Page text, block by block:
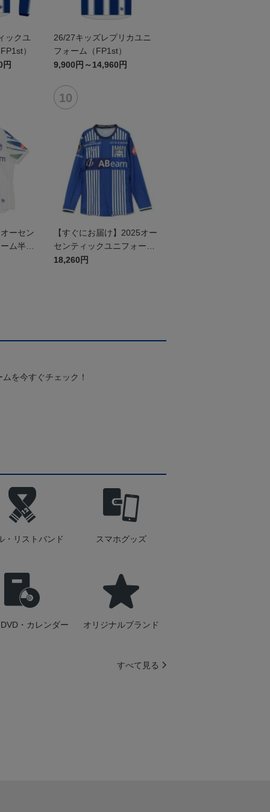
ックユ
）
円
26/27キッズレプリカユニ
フォーム（FP1st）
9,900円～14,960円
ーセン
ム半袖
【すぐにお届け】2025オー
センティックユニフォーム
FP1st（長袖）
18,260円
を今すぐチェック！
・リストバンド スマホグッズ
・カレンダー オリジナルブランド
すべて見る